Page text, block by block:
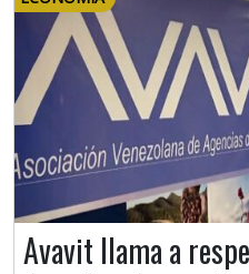
Avavit llama a